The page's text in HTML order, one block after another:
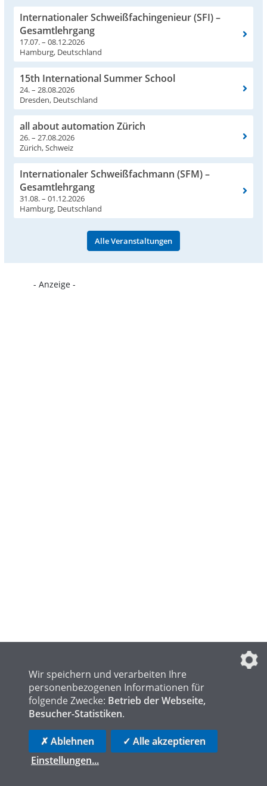
Internationaler Schweißfachingenieur (SFI) –
Gesamtlehrgang
17.07. – 08.12.2026
Hamburg, Deutschland
15th International Summer School
24. – 28.08.2026
Dresden, Deutschland
all about automation Zürich
26. – 27.08.2026
Zürich, Schweiz
Internationaler Schweißfachmann (SFM) –
Gesamtlehrgang
31.08. – 01.12.2026
Hamburg, Deutschland
Alle Veranstaltungen
- Anzeige -
Wir speichern und verarbeiten Ihre
personenbezogenen Informationen für
folgende Zwecke: Betrieb der Webseite,
Besucher-Statistiken.
✗ Ablehnen
✓ Alle akzeptieren
Einstellungen...